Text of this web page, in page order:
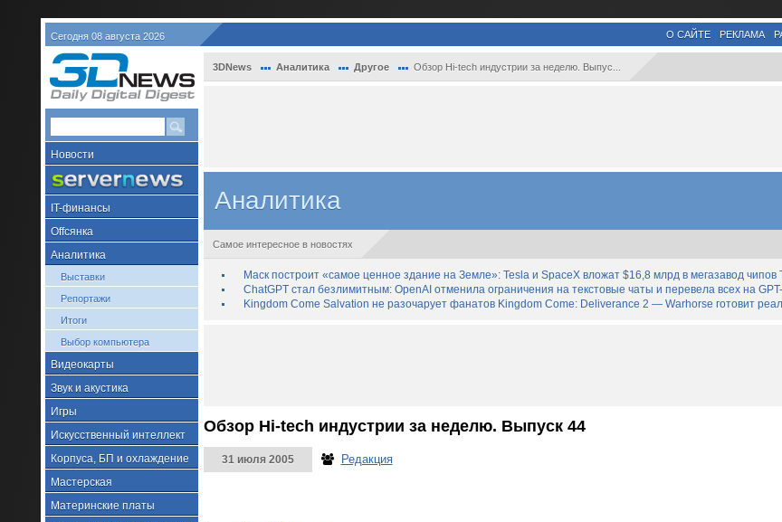
Сегодня 08 августа 2026 О САЙТЕ РЕКЛАМА
Новости
IT-финансы
Offсянка
Аналитика
Выставки
Репортажи
Итоги
Выбор компьютера
Видеокарты
Звук и акустика
Игры
Искусственный интеллект
Корпуса, БП и охлаждение
Мастерская
Материнские платы
3DNews Аналитика Другое Обзор Hi-tech индустрии за неделю. Выпус...
Аналитика
Самое интересное в новостях
Маск построит «самое ценное здание на Земле»: Tesla и SpaceX вложат $16,8 млрд в мегазавод чипов
ChatGPT стал безлимитным: OpenAI отменила ограничения на текстовые чаты и перевела всех на
Kingdom Come Salvation не разочарует фанатов Kingdom Come: Deliverance 2 — Warhorse готовит
Обзор Hi-tech индустрии за неделю. Выпуск 44
31 июля 2005 Редакция